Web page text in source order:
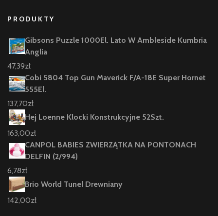
PRODUKTY
Gibsons Puzzle 1000El. Lato W Ambleside Kumbria
Anglia
47,39zł
Cobi 5804 Top Gun Maverick F/A-18E Super Hornet
555El.
137,70zł
Hej Loenne Klocki Konstrukcyjne 52Szt.
163,00zł
CANPOL BABIES ZWIERZĄTKA NA PONTONACH
DELFIN (2/994)
6,78zł
Brio World Tunel Drewniany
142,00zł